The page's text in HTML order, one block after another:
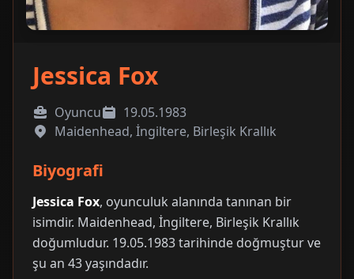
Jessica Fox
Oyuncu
19.05.1983
Maidenhead, İngiltere, Birleşik Krallık
Biyografi
Jessica Fox, oyunculuk alanında tanınan bir
isimdir. Maidenhead, İngiltere, Birleşik Krallık
doğumludur. 19.05.1983 tarihinde doğmuştur ve
şu an 43 yaşındadır.